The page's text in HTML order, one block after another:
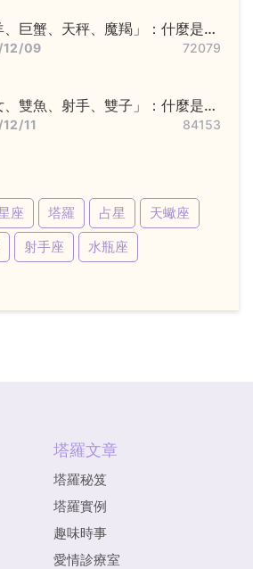
、巨蟹、天秤、魔羯」：什麼是基
他們又該怎麼追？
09 72079
、雙魚、射手、雙子」：什麼是變
他們又該怎麼追？
11 84153
座 塔羅 占星
天蠍座
射手座 水瓶座
塔羅文章
塔羅秘笈
塔羅實例
趣味時事
愛情診療室